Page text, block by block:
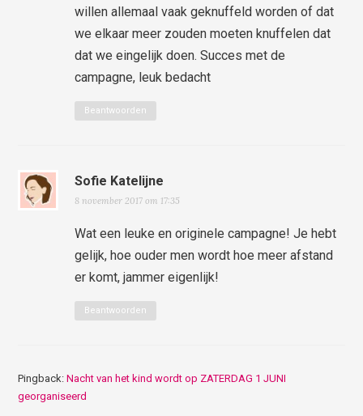
willen allemaal vaak geknuffeld worden of dat
we elkaar meer zouden moeten knuffelen dat
dat we eingelijk doen. Succes met de
campagne, leuk bedacht
Beantwoorden
Sofie Katelijne
8 november 2017 om 17:35
Wat een leuke en originele campagne! Je hebt
gelijk, hoe ouder men wordt hoe meer afstand
er komt, jammer eigenlijk!
Beantwoorden
Pingback:Nacht van het kind wordt op ZATERDAG 1 JUNI
georganiseerd